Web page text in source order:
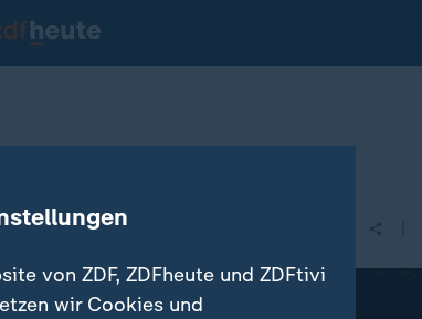
machtlos
von ZDF, ZDFheute und ZDFtivi
wir Cookies und